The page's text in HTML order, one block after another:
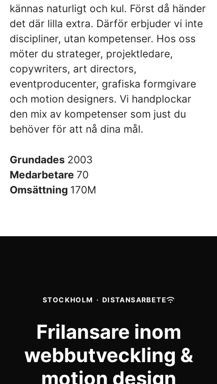
kännas naturligt och kul. Först då händer
det där lilla extra. Därför erbjuder vi inte
discipliner, utan kompetenser. Hos oss
möter du strateger, projektledare,
copywriters, art directors,
eventproducenter, grafiska formgivare
och motion designers. Vi handplockar
den mix av kompetenser som just du
behöver för att nå dina mål.
Grundades 2003
Medarbetare 70
Omsättning 170M
STOCKHOLM · DISTANSARBETE
Frilansare inom
webbutveckling &
motion design